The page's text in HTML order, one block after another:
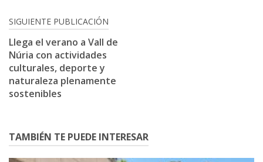
SIGUIENTE PUBLICACIÓN
Llega el verano a Vall de
Núria con actividades
culturales, deporte y
naturaleza plenamente
sostenibles
TAMBIÉN TE PUEDE INTERESAR